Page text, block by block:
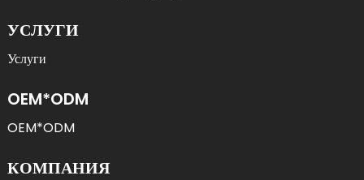
УСЛУГИ
Услуги
OEM*ODM
OEM*ODM
КОМПАНИЯ